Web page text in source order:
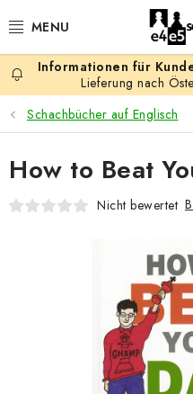
Inhalt
AKTION
SCHACHSPIELE
SCHACHFIGUREN
SCHACHBRETTER
SCHACHBÜCHER
SCHACH-
Lieferung nach
Schachbücher auf Englisch
How to Beat
Nicht bewertet